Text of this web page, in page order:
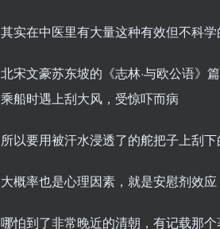
其实在中医里有大量这种有效但不科学
北宋文豪苏东坡的《志林·与欧公语》
乘船时遇上刮大风，受惊吓而病
所以要用被汗水浸透了的舵把子上刮
大概率也是心理因素，就是安慰剂效
哪怕到了非常晚近的清朝，有记载那